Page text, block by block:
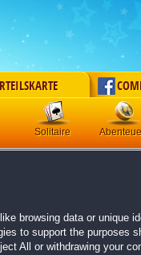
Solitaire
verschollene
browsing data or unique
to support the purposes
All or withdrawing your